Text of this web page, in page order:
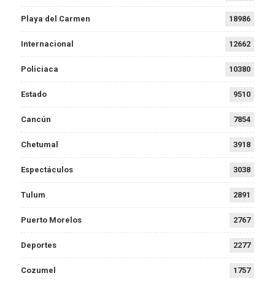
Playa del Carmen 18986
Internacional 12662
Policiaca 10380
Estado 9510
Cancún 7854
Chetumal 3918
Espectáculos 3038
Tulum 2891
Puerto Morelos 2767
Deportes 2277
Cozumel 1757